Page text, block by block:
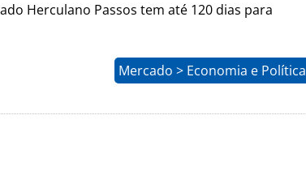
Herculano Passos tem até 120 dias para
Mercado > Economia e Política